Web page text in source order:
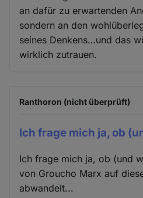
an dafür zu erwartenden
sondern an den
seines Denkens…und das
wirklich zutrauen.
Ranthoron (nicht überprüft)
Ich frage mich ja, ob
Ich frage mich ja, ob (und
von Groucho Marx auf
abwandelt...